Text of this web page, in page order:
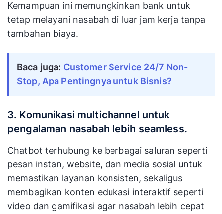
Kemampuan ini memungkinkan bank untuk
tetap melayani nasabah di luar jam kerja tanpa
tambahan biaya.
Baca juga: Customer Service 24/7 Non-
Stop, Apa Pentingnya untuk Bisnis?
3. Komunikasi multichannel untuk
pengalaman nasabah lebih seamless.
Chatbot terhubung ke berbagai saluran seperti
pesan instan, website, dan media sosial untuk
memastikan layanan konsisten, sekaligus
membagikan konten edukasi interaktif seperti
video dan gamifikasi agar nasabah lebih cepat